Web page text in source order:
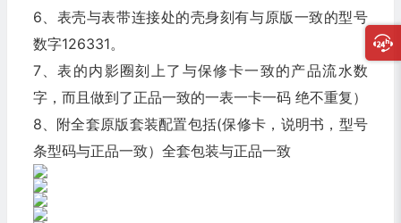
6、表壳与表带连接处的壳身刻有与原版一致的型号
数字126331。
7、表的内影圈刻上了与保修卡一致的产品流水数
字，而且做到了正品一致的一表一卡一码 绝不重复）
8、附全套原版套装配置包括(保修卡，说明书，型号
条型码与正品一致）全套包装与正品一致